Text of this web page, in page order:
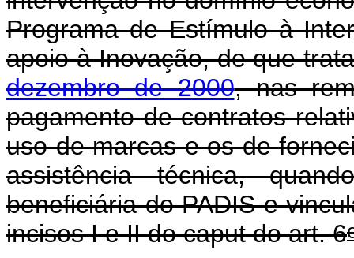
Programa de Estímulo à
apoio à Inovação, de que
dezembro de 2000, nas
pagamento de contratos
uso de marcas e os de
assistência técnica,
beneficiária do PADIS e
incisos I e II do caput do art. 6